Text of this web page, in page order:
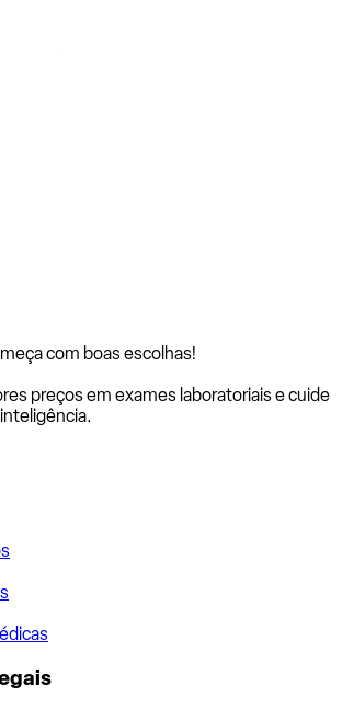
com boas escolhas!
preços em exames laboratoriais e cuide